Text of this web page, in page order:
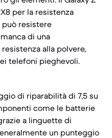
per la resistenza
può resistere
di una
alla polvere,
telefoni pieghevoli.
di riparabilità di 7,5 su
come le batterie
a linguette di
un punteggio